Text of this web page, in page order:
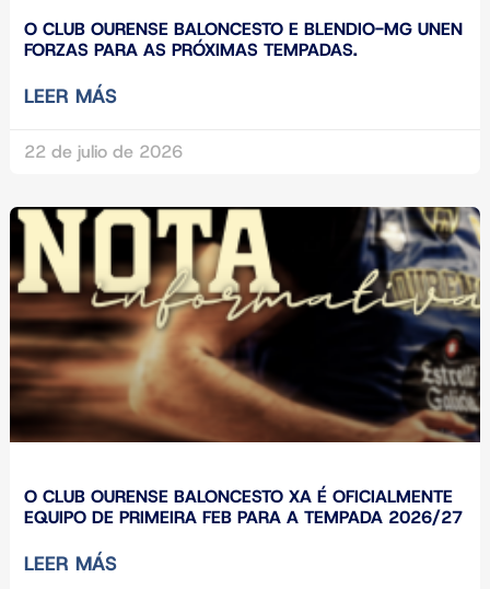
O CLUB OURENSE BALONCESTO E BLENDIO-MG UNEN
FORZAS PARA AS PRÓXIMAS TEMPADAS.
LEER MÁS
22 de julio de 2026
O CLUB OURENSE BALONCESTO XA É OFICIALMENTE
EQUIPO DE PRIMEIRA FEB PARA A TEMPADA 2026/27
LEER MÁS